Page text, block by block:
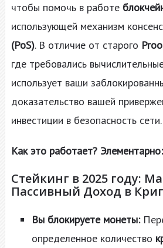
чтобы помочь в работе
использующей механизм
(PoS). В отличие от старого
где требовались
использует ваши
доказательство вашей
инвестиции в безопасность сети.
Как это работает? Элементарно:
Стейкинг в 2025 году:
Пассивный Доход в
Вы блокируете монеты:
определенное количество